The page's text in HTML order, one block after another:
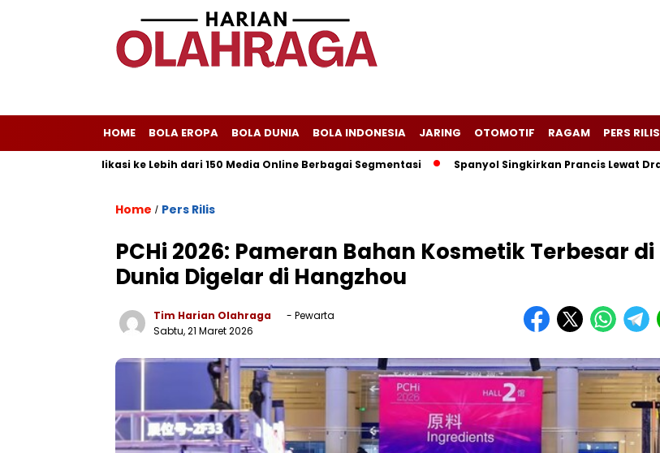
HOME BOLA EROPA BOLA DUNIA BOLA INDONESIA JARING OTOMOTIF RAGAM PERS RILIS
Publikasi ke Lebih dari 150 Media Online Berbagai Segmentasi Spanyol Singkirkan Prancis Lewat Drama
Home / Pers Rilis
PCHi 2026: Pameran Bahan Kosmetik Terbesar di
Dunia Digelar di Hangzhou
Tim Harian Olahraga
- Pewarta
Sabtu, 21 Maret 2026